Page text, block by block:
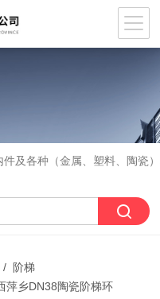
件及各种（金属、塑料、陶瓷
阶梯
萍乡DN38陶瓷阶梯环